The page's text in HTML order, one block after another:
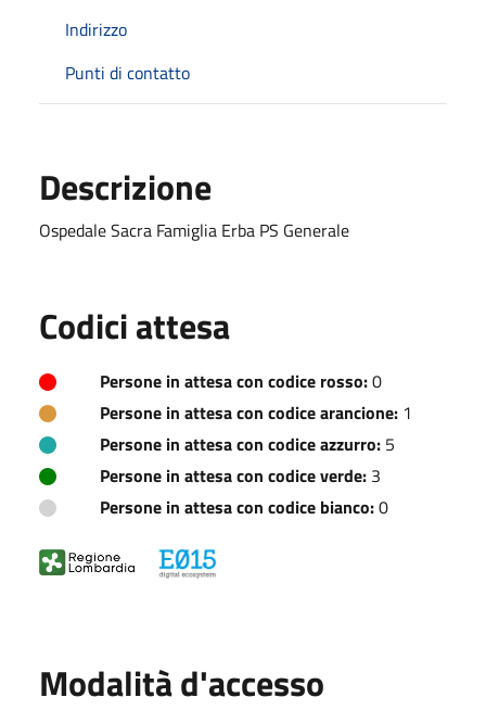
Indirizzo
Punti di contatto
Descrizione
Ospedale Sacra Famiglia Erba PS Generale
Codici attesa
Persone in attesa con codice rosso:0
Persone in attesa con codice arancione: 1
Persone in attesa con codice azzurro: 5
Persone in attesa con codice verde: 3
Persone in attesa con codice bianco:0
Modalità d'accesso